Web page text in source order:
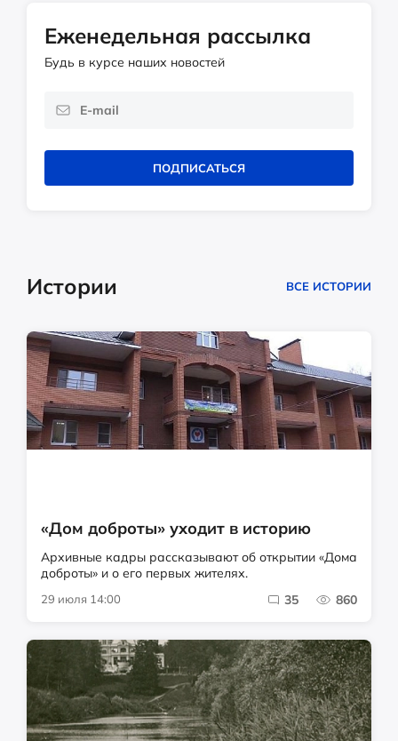
Еженедельная рассылка
Будь в курсе наших новостей
ПОДПИСАТЬСЯ
Истории ВСЕ ИСТОРИИ
«Дом доброты» уходит в историю
Архивные кадры рассказывают об открытии «Дома
доброты» и о его первых жителях.
29 июля 14:00 35 860